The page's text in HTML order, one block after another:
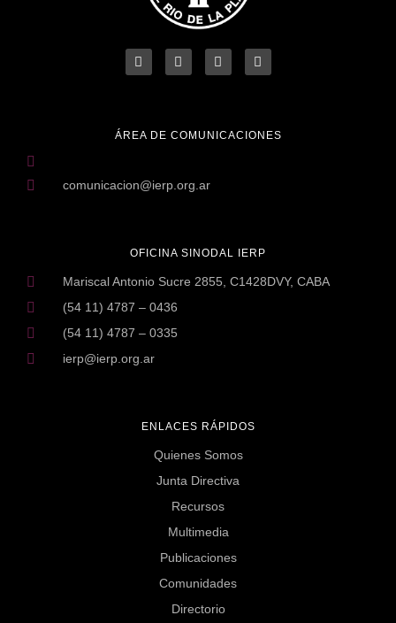
ENLACES RÁPIDOS
Quienes Somos
Junta Directiva
Recursos
Multimedia
Publicaciones
Comunidades
Directorio
OFICINA SINODAL IERP
Mariscal Antonio Sucre 2855, C1428DVY, CABA
(54 11) 4787 – 0436
(54 11) 4787 – 0335
ierp@ierp.org.ar
ÁREA DE COMUNICACIONES
comunicacion@ierp.org.ar